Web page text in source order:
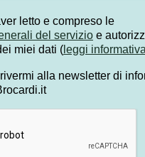
letto e compreso le
del servizio e
miei dati ( leggi informativa
alla newsletter di